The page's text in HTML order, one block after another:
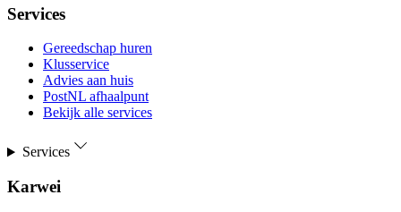
Services
Gereedschap huren
Klusservice
Advies aan huis
PostNL afhaalpunt
Bekijk alle services
Services
Karwei